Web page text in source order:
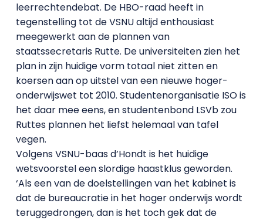
leerrechtendebat. De HBO-raad heeft in
tegenstelling tot de VSNU altijd enthousiast
meegewerkt aan de plannen van
staatssecretaris Rutte. De universiteiten zien het
plan in zijn huidige vorm totaal niet zitten en
koersen aan op uitstel van een nieuwe hoger-
onderwijswet tot 2010. Studentenorganisatie ISO is
het daar mee eens, en studentenbond LSVb zou
Ruttes plannen het liefst helemaal van tafel
vegen.
Volgens VSNU-baas d’Hondt is het huidige
wetsvoorstel een slordige haastklus geworden.
‘Als een van de doelstellingen van het kabinet is
dat de bureaucratie in het hoger onderwijs wordt
teruggedrongen, dan is het toch gek dat de